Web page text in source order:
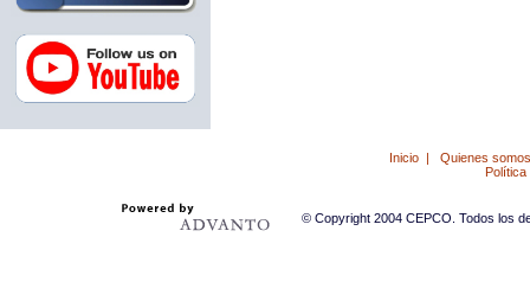
Inicio | Quienes somos
Política
© Copyright 2004 CEPCO. Todos los